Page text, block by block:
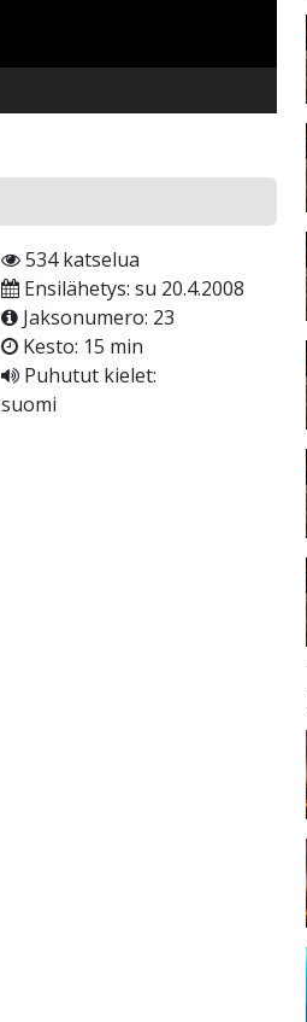
534 katselua
Ensilähetys: su 20.4.2008
Jaksonumero: 23
Kesto: 15 min
Puhutut kielet:
suomi